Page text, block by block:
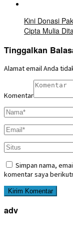
Kini Donasi
Cipta Mulia
Tinggalkan
Alamat email Anda
Komentar
Simpan nama,
komentar saya
adv